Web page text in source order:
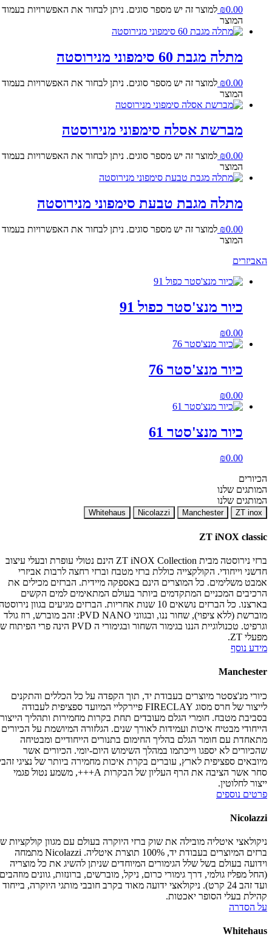
₪0.00
למוצר זה יש מספר סוגים. ניתן לבחור את האפשרויות בעמוד
המוצר
מתלה מגבת 60 סימפוני מנירוסטה
₪0.00
למוצר זה יש מספר סוגים. ניתן לבחור את האפשרויות בעמוד
המוצר
מברשת אסלה סימפוני מנירוסטה
₪0.00
למוצר זה יש מספר סוגים. ניתן לבחור את האפשרויות בעמוד
המוצר
מתלה מגבת טבעת סימפוני מנירוסטה
₪0.00
למוצר זה יש מספר סוגים. ניתן לבחור את האפשרויות בעמוד
המוצר
האביזרים
כיור מנצ'סטר כפול 91
₪0.00
כיור מנצ'סטר 76
₪0.00
כיור מנצ'סטר 61
₪0.00
הכיורים
המותגים שלנו
המותגים שלנו
ZT inox
Manchester
Nicolazzi
Whitehaus
ZT iNOX classic
ברזי נירוסטה מבית ZT iNOX Collection הינם נטולי עופרת ובעלי עיצוב
חדשני וייחודי. הקולקצייה כוללת ברזי מטבח וברזי רחצה לרבות אביזרי
אמבט משלימים. כל המוצרים הינם באספקה מיידית. הברזים מכילים את
הרכיבים המכניים המתקדמים ביותר בעולם המתאימים למים הקשים
בארצנו. כל הברזים נושאים 10 שנות אחריות. הברזים מגיעים בגוון נירוסטה
מוברשת (ללא ציפוי), שחור ננו, ובגווני PVD NANO: זהב מוברש, רוז גולד
וגרפיט. טכנולוגיית הננו בגימור השחור ובגימורי ה PVD הינה פרי הפיתוח של
מפעלי ZT.
מידע נוסף
Manchester
כיורי מנ'צסטר מיוצרים בעבודת יד, תוך הקפדה על כל הכללים והתקנים
לייצור של חרס מסוג FIRECLAY פיירקליי המיועד ספציפית לעבודה
בסביבת מטבח. חומרי הגלם מעובדים תחת בקרות מחמירות ותהליך הייצור
הייחודי מבטיח איכות ועמידות לאורך שנים. הגלזורה המיושמת על הכיורים
מתאחדת עם חומר הגלם בהליך החימום בתנורים הייחודיים ומבטיחה
שהכיורים לא יספגו וייכתמו במהלך השימוש היום-יומי. הכיורים אשר
מיובאים ספציפית לארץ, עוברים בקרת איכות מחמירה ביותר של נציגי זהבי
סחר אשר הציבה את הרף העליון של הבקרות A+++, משמע נטול פגמי
ייצור לחלוטין.
פרטים נוספים
Nicolazzi
ניקולאצי איטליה מובילה את שוק ברזי היוקרה בעולם עם מגוון קולקציות של
ברזים המיוצרים בעבודת יד, 100% תוצרת איטליה. Nicolazzi מתמחה
וידועה בעולם בשל שלל הגימורים המיוחדים שניתן להשיג את כל מוצריה
(החל מפליז גולמי, דרך גימורי כרום, ניקל, מוברשים, ברונזות, גוונים מוזהבים
ועד זהב 24 קרט). ניקולאצי ידועה מאוד בקרב חובבי מותגי היוקרה, בייחוד
קהילת בעלי הסופר יאכטות.
על הסדרה
Whitehaus